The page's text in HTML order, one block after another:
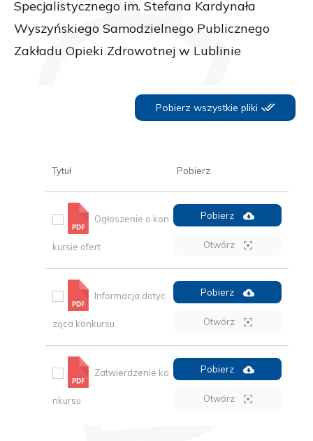
Specjalistycznego im. Stefana Kardynała
Wyszyńskiego Samodzielnego Publicznego
Zakładu Opieki Zdrowotnej w Lublinie
Pobierz wszystkie pliki
Tytuł Pobierz
Ogłoszenie o kon
kursie ofert
Pobierz
Otwórz
Informacja dotyc
ząca konkursu
Pobierz
Otwórz
Zatwierdzenie ko
nkursu
Pobierz
Otwórz